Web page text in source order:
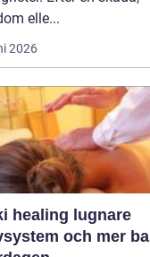
elle...
2026
lugnare
och mer